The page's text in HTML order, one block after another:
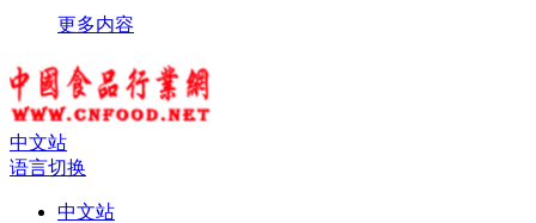
更多内容
中文站
语言切换
中文站